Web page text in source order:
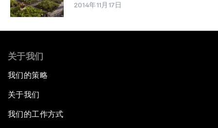
2014年11月17日
关于我们
我们的策略
关于我们
我们的工作方式